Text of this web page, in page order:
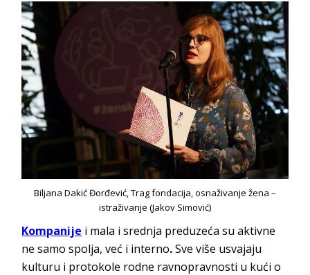
Biljana Dakić Đorđević, Trag fondacija, osnaživanje žena –
istraživanje (Jakov Simović)
Kompanije i mala i srednja preduzeća su aktivne
ne samo spolja, već i interno.Sve više usvajaju
kulturu i protokole rodne ravnopravnosti u kući o